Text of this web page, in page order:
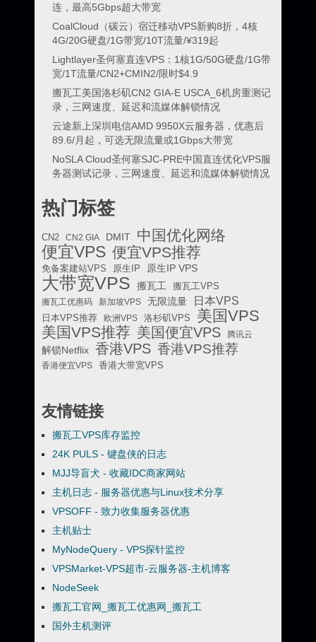
连，最高5Gbps超大带宽
CoalCloud（碳云）宿迁移动VPS新购8折，4核
4G/20G硬盘/1G带宽/10T流量/¥319起
Lightlayer圣何塞直连VPS：1核1G/50G硬盘/1G带
宽/1T流量/CN2+CMIN2/限时$4.9
搬瓦工美国洛杉矶CN2 GIA-E USCA_6机房重测记
录，三网速度、延迟和流媒体解锁情况
云途新上深圳电信AMD 9950X云服务器，优惠后
89.6/月起，可选无限流量或1Gbps大带宽
NoSLA Cloud圣何塞SJC-PRE中国直连优化VPS服
务器测试记录，三网速度、延迟和流媒体解锁情况
热门标签
CN2 CN2 GIA DMIT 中国优化网络
便宜VPS 便宜VPS推荐
免备案建站VPS 原生IP 原生IP VPS
大带宽VPS 搬瓦工
搬瓦工VPS
搬瓦工优惠码
新加坡VPS 无限流量 日本VPS
日本VPS推荐 欧洲VPS 洛杉矶VPS 美国VPS
美国VPS推荐 美国便宜VPS 腾讯云
解锁Netflix 香港VPS 香港VPS推荐
香港便宜VPS 香港大带宽VPS
友情链接
搬瓦工VPS库存监控
24K PULS - 键盘侠的日志
MJJ导盲犬 - 收藏IDC商家网站
主机日志 - 服务器优惠与Linux技术分享
VPSOFF - 致力收集服务器优惠
主机贴士
MyNodeQuery - VPS探针监控
VPSMarket-VPS超市-云服务器-主机博客
NodeSeek
搬瓦工官网_搬瓦工优惠网_搬瓦工
国外主机测评